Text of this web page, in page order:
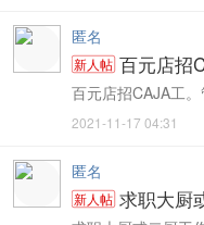
匿名
新人帖 百元店招
百元店招CAJA工。
2021-11-17 04:31
匿名
新人帖 求职大厨